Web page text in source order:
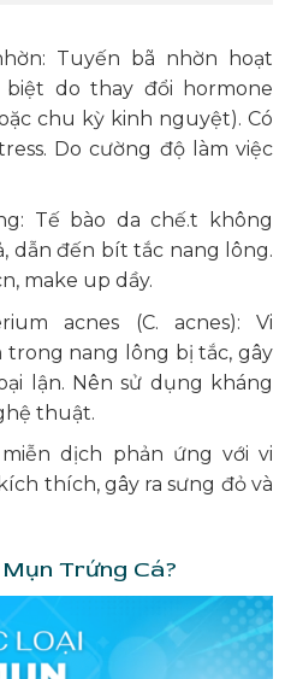
Tuyến bã nhờn hoạt
do thay đổi hormone
chu kỳ kinh nguyệt). Có
Do cường độ làm việc
Tế bào da chế.t không
dẫn đến bít tắc nang lông.
make up dầy.
acnes (C. acnes): Vi
trong nang lông bị tắc, gây
lận. Nên sử dụng kháng
thuật.
dịch phản ứng với vi
thích, gây ra sưng đỏ và
Trứng Cá?